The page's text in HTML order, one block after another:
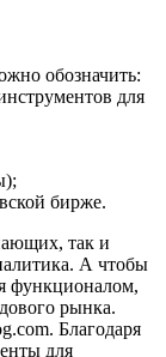
обозначить:
для
бирже.
так и
А чтобы
функционалом,
рынка.
Благодаря
для